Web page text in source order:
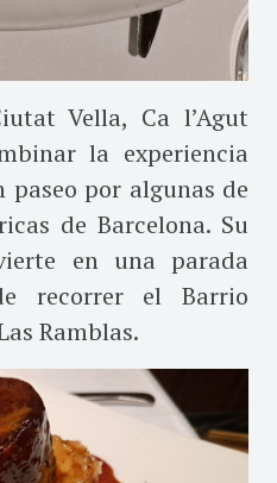
Vella, Ca l’Agut
la experiencia
por algunas de
de Barcelona. Su
en una parada
recorrer el Barrio
Ramblas.